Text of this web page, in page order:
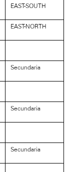
EAST-SOUTH
EAST-NORTH
Secundaria
Secundaria
Secundaria